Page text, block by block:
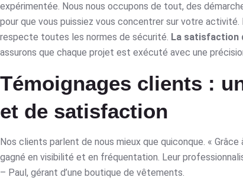
expérimentée. Nous nous occupons de tout, des
pour que vous puissiez vous concentrer sur votre
respecte toutes les normes de sécurité. La satisfaction
assurons que chaque projet est exécuté avec une
Témoignages clients :
et de satisfaction
Nos clients parlent de nous mieux que quiconque. «
gagné en visibilité et en fréquentation. Leur
– Paul, gérant d’une boutique de vêtements.